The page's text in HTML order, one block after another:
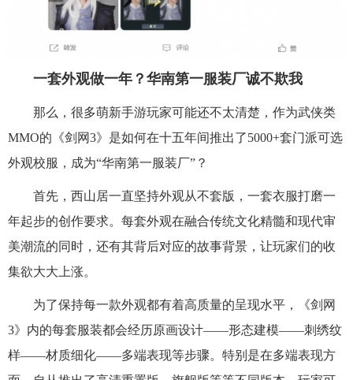
一套外观做一年？华南第一服装厂诚不欺我
那么，很多萌新手游玩家可能还不太清楚，作为武侠类
MMO的《剑网3》是如何在十五年间推出了5000+套门派可选
外观校服，成为“华南第一服装厂”？
首先，西山居一直坚持外观从不套版，一套衣服打磨一
年起步的创作要求。每套外观在融合传统文化精髓和现代审
美潮流的同时，还有其背后对应的故事背景，让玩家们的收
集欲大大上涨。
为了保持每一款外观都有着高质量的呈现水平，《剑网
3》内的每套服装都会经历原画设计——形态建模——刺绣纹
样——材质细化——多端表现等步骤。特别是在多端表现方